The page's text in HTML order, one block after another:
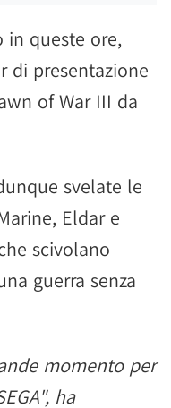
queste ore,
di presentazione
of War III da
svelate le
Eldar e
scivolano
guerra senza
momento per
ha